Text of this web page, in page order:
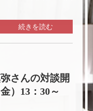
続きを読む
さんの対談開
）13：30～